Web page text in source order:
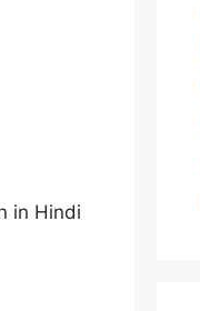
in Hindi